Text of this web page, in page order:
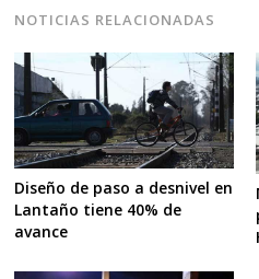
NOTICIAS RELACIONADAS
Diseño de paso a desnivel en
Lantaño tiene 40% de
avance